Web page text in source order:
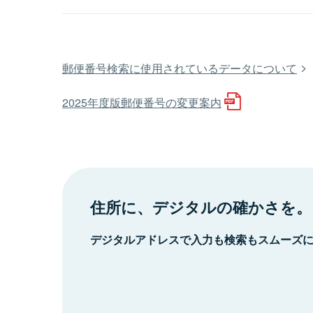
郵便番号検索に使用されているデータについて
2025年度版郵便番号の変更案内
住所に、デジタルの確かさを。
デジタルアドレスで入力も検索もスムーズ